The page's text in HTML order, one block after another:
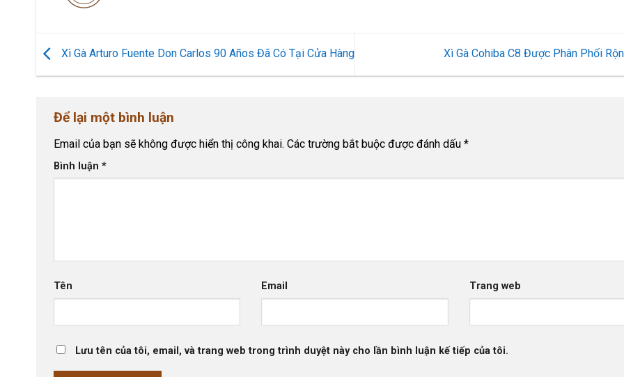
Xì Gà Arturo Fuente Don Carlos 90 Años Đã Có Tại Cửa Hàng Xì Gà Cohiba C8 Được Phân Phối
Để lại một bình luận
Email của bạn sẽ không được hiển thị công khai. Các trường bắt buộc được đánh dấu *
Bình luận *
Tên Email Trang web
Lưu tên của tôi, email, và trang web trong trình duyệt này cho lần bình luận kế tiếp của tôi.